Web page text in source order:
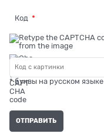
Код
* буквы на русском языке